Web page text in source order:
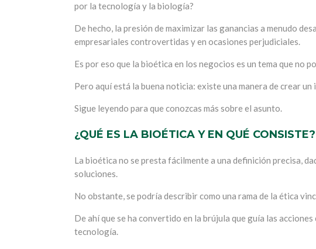
por la tecnología y la biología?
De hecho, la presión de maximizar las ganancias a menudo
empresariales controvertidas y en ocasiones perjudiciales.
Es por eso que la bioética en los negocios es un tema que no
Pero aquí está la buena noticia: existe una manera de crear
Sigue leyendo para que conozcas más sobre el asunto.
¿QUÉ ES LA BIOÉTICA Y EN QUÉ CONSISTE?
La bioética no se presta fácilmente a una definición precisa,
soluciones.
No obstante, se podría describir como una rama de la ética
De ahí que se ha convertido en la brújula que guía las
tecnología.